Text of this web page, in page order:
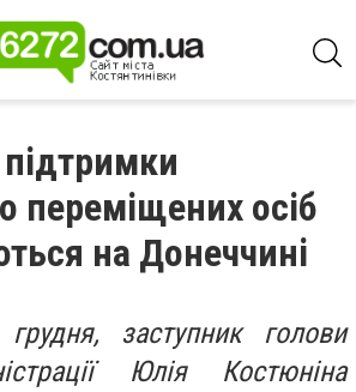
переміщених осіб
на Донеччині
заступник голови
Юлія Костюніна